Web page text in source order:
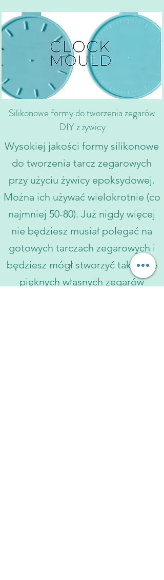
Silikonowe formy do tworzenia zegarów
DIY z żywicy
Wysokiej jakości formy silikonowe
do tworzenia tarcz zegarowych
przy użyciu żywicy epoksydowej.
Można ich używać wielokrotnie (co
najmniej 50-80). Już nigdy więcej
nie będziesz musiał polegać na
gotowych tarczach zegarowych i
będziesz mógł stworzyć tak wiele
pięknych własnych zegarów